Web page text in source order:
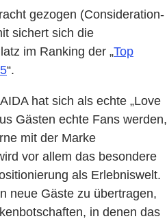
gezogen (Consideration-
sichert sich die
im Ranking der „Top
“.
hat sich als echte „Love
Gästen echte Fans werden,
mit der Marke
vor allem das besondere
als Erlebniswelt.
neue Gäste zu übertragen,
in denen das